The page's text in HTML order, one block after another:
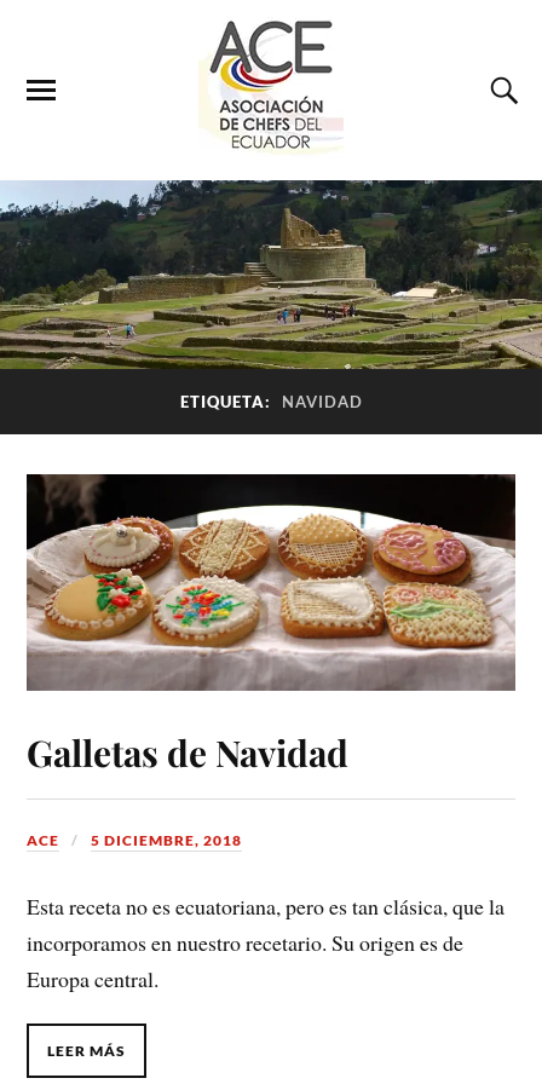
ETIQUETA: NAVIDAD
Galletas de Navidad
ACE 5 DICIEMBRE, 2018
Esta receta no es ecuatoriana, pero es tan clásica, que la
incorporamos en nuestro recetario. Su origen es de
Europa central.
LEER MÁS